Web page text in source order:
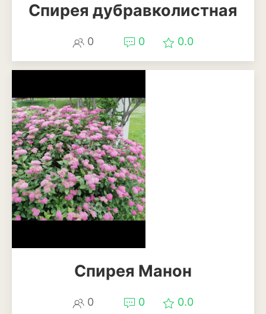
Спирея дубравколистная
0 0 0.0
Спирея Манон
0 0 0.0